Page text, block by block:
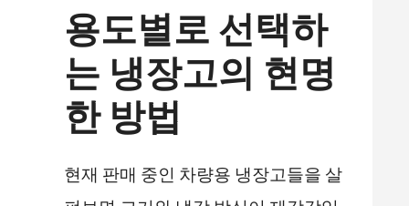
용도별로 선택하
는 냉장고의 현명
한 방법
현재 판매 중인 차량용 냉장고들을 살